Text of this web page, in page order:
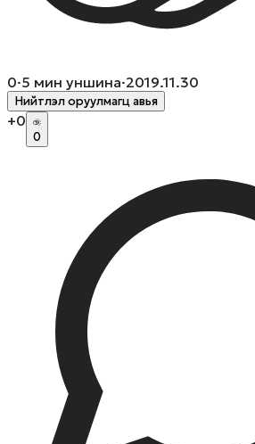
0·5 мин уншина·2019.11.30
Нийтлэл оруулмагц авья
+0
0